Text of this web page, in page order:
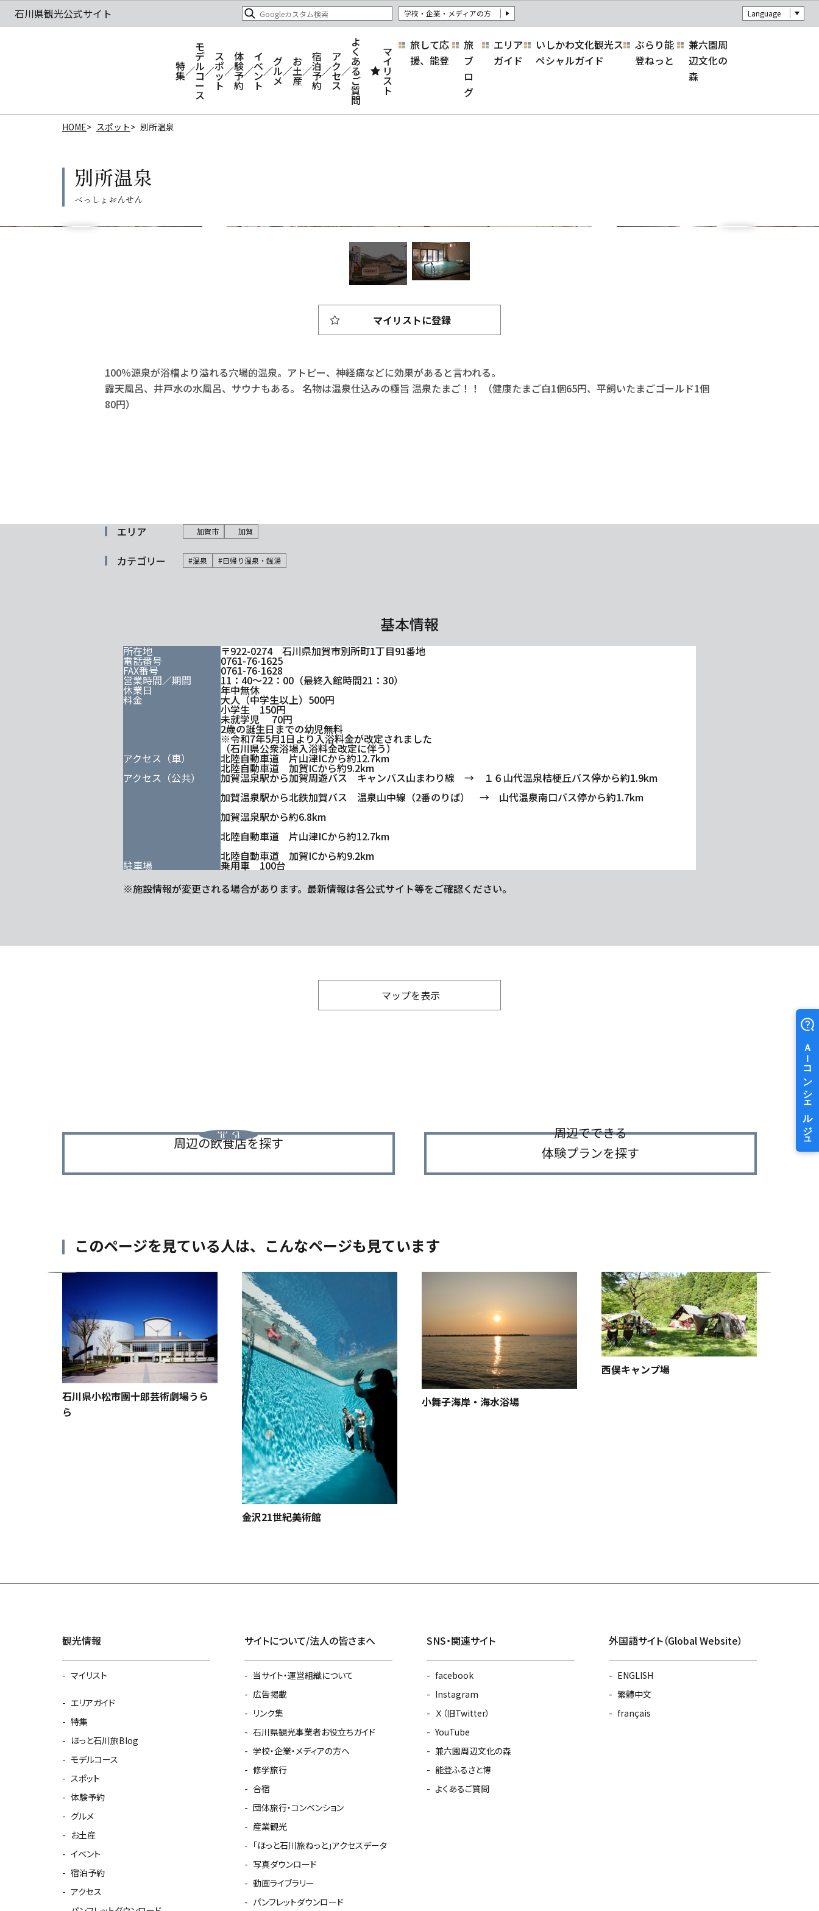
学校・企業・メディアの方 Language
特
集
モ
デ
ル
コ
ー
ス
ス
ポ
ッ
ト
体
験
予
約
イ
ベ
ン
ト
グ
ル
メ
お
土
産
宿
泊
予
約
ア
ク
セ
ス
よ
く
あ
る
ご
質
問
マ
イ
リ
ス
ト
旅して応
援、能登
旅
ブ
ロ
グ
エリア
ガイド
いしかわ文化観光ス
ペシャルガイド
ぶらり能
登ねっと
兼六園周
辺文化の
森
HOME スポット 別所温泉
別所温泉
100％源泉が浴槽より溢れる穴場的温泉。アトピー、神経痛などに効果があると言われる。
露天風呂、井戸水の水風呂、サウナもある。 名物は温泉仕込みの極旨 温泉たまご！！ （健康たまご白1個65円、平飼いたまごゴールド1個
80円）
マイリストに登録
エリア 加賀市 加賀
カテゴリー #温泉 #日帰り温泉・銭湯
基本情報
所在地 〒922-0274 石川県加賀市別所町1丁目91番地
電話番号 0761-76-1625
FAX番号 0761-76-1628
営業時間／期間 11：40～22：00（最終入館時間21：30）
休業日 年中無休
料金 大人（中学生以上）500円
小学生 150円
未就学児 70円
2歳の誕生日までの幼児無料
※令和7年5月1日より入浴料金が改定されました
（石川県公衆浴場入浴料金改定に伴う）
アクセス（車） 北陸自動車道 片山津ICから約12.7km
北陸自動車道 加賀ICから約9.2km
アクセス（公共）
加賀温泉駅から加賀周遊バス キャンバス山まわり線 → １６山代温泉桔梗丘バス停から約1.9km
加賀温泉駅から北鉄加賀バス 温泉山中線（2番のりば） → 山代温泉南口バス停から約1.7km
加賀温泉駅から約6.8km
北陸自動車道 片山津ICから約12.7km
北陸自動車道 加賀ICから約9.2km
駐車場
乗用車 100台
※施設情報が変更される場合があります。最新情報は各公式サイト等をご確認ください。
マップを表示
周辺の飲食店を探す
周辺でできる
体験プランを探す
このページを見ている人は、 こんなページも見ています
石川県小松市團十郎芸術劇場うら
ら
金沢21世紀美術館
小舞子海岸・海水浴場
西俣キャンプ場
観光情報
マイリスト
エリアガイド
特集
ほっと石川旅Blog
モデルコース
スポット
体験予約
グルメ
お土産
イベント
宿泊予約
アクセス
サイトについて/法人の皆さまへ
当サイト・運営組織について
広告掲載
リンク集
石川県観光事業者お役立ちガイド
学校・企業・メディアの方へ
修学旅行
合宿
団体旅行・コンベンション
産業観光
「ほっと石川旅ねっと」アクセスデータ
写真ダウンロード
動画ライブラリー
パンフレットダウンロード
SNS・関連サイト
facebook
Instagram
Ｘ（旧Twitter）
YouTube
兼六園周辺文化の森
能登ふるさと博
よくあるご質問
外国語サイト（Global Website）
ENGLISH
繁體中文
français